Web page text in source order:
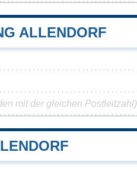
ALLENDORF
mit der gleichen Postleitzahl)